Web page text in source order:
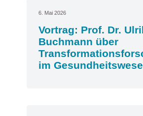
6. Mai 2026
Vortrag: Prof. Dr.
Buchmann über
im